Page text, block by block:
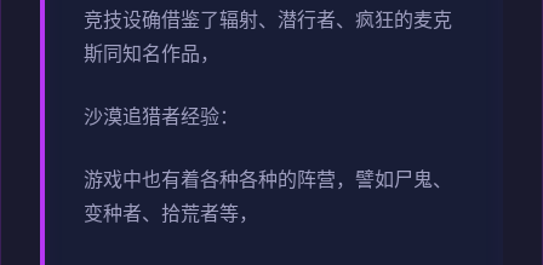
竞技设确借鉴了辐射、潜行者、疯狂的麦克
斯同知名作品，
沙漠追猎者经验：
游戏中也有着各种各种的阵营，譬如尸鬼、
变种者、拾荒者等，